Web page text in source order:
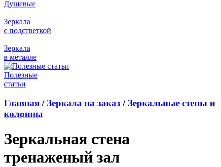
Душевые
Зеркала
с подстветкой
Зеркала
в металле
Полезные
статьи
Главная /Зеркала на заказ /Зеркальные стены и
колонны
Зеркальная стена
тренаженый зал